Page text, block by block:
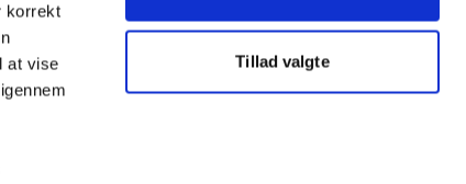
korrekt
at vise
Tillad valgte